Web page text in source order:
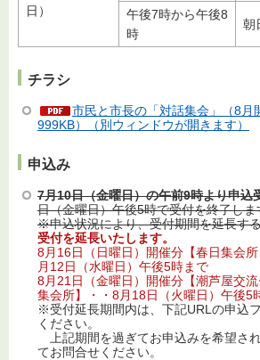
日）
午後7時から午後8
時
朝
チラシ
市民と市長の「対話集会」（8月
999KB）（別ウィンドウが開きます）
申込み
7月10日（金曜日）の午前9時より申込
日（金曜日）午後5時で受付を終了しま
※申込状況により、受付期間を延長す
受付を延長いたします。
8月16日（日曜日）開催分【春日集会
月12日（水曜日）午後5時まで
8月21日（金曜日）開催分【潮芦屋交
集会所】・・8月18日（火曜日）午後5
※受付延長期間内は、下記URLの申込
ください。
上記期間を過ぎてお申込みを希望さ
てお問合せください。